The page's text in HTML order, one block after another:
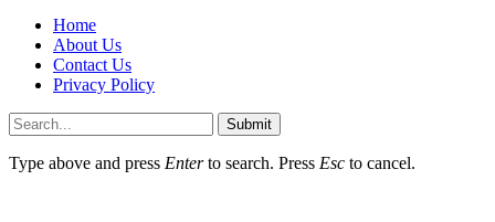
Home
About Us
Contact Us
Privacy Policy
Submit
Type above and press Enterto search. Press Esc to cancel.